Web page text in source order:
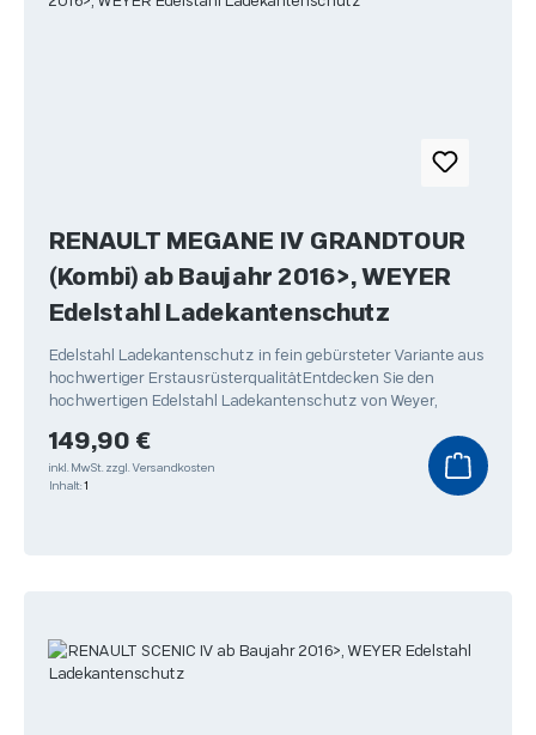
RENAULT MEGANE IV GRANDTOUR
(Kombi) ab Baujahr 2016>, WEYER
Edelstahl Ladekantenschutz
Edelstahl Ladekantenschutz in fein gebürsteter Variante aus
hochwertiger ErstausrüsterqualitätEntdecken Sie den
hochwertigen Edelstahl Ladekantenschutz von Weyer,
Regulärer Preis:
149,90 €
inkl. MwSt. zzgl. Versandkosten
Inhalt: 1